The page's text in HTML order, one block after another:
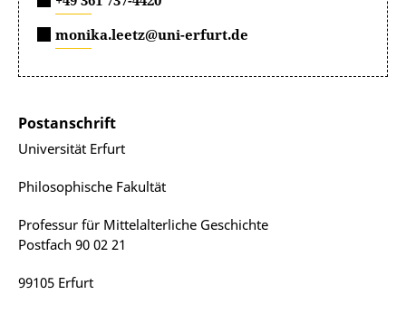
monika.leetz@uni-erfurt.de
Postanschrift
Universität Erfurt
Philosophische Fakultät
Professur für Mittelalterliche Geschichte
Postfach 90 02 21
99105 Erfurt